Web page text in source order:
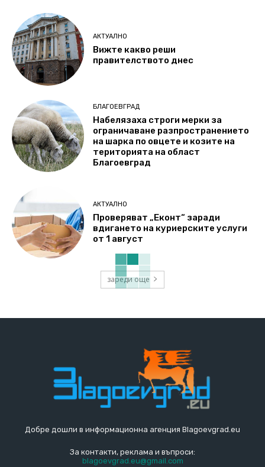
АКТУАЛНО
Вижте какво реши
правителството днес
БЛАГОЕВГРАД
Набелязаха строги мерки за
ограничаване разпространението
на шарка по овцете и козите на
територията на област
Благоевград
АКТУАЛНО
Проверяват „Еконт“ заради
вдигането на куриерските услуги
от 1 август
зареди още
Добре дошли в информационна агенция Blagoevgrad.eu
За контакти, реклама и въпроси:
blagoevgrad.eu@gmail.com